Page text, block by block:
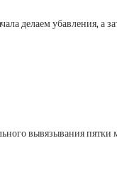
делаем убавления, а
вывязывания пятки